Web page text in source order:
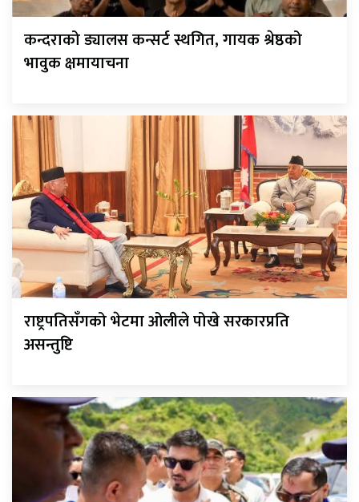
कन्दराको ड्यालस कन्सर्ट स्थगित, गायक श्रेष्ठको
भावुक क्षमायाचना
राष्ट्रपतिसँगको भेटमा ओलीले पोखे सरकारप्रति
असन्तुष्टि